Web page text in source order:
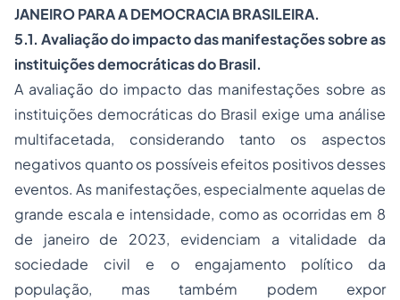
JANEIRO PARA A DEMOCRACIA BRASILEIRA.
5.1. Avaliação do impacto das manifestações sobre as
instituições democráticas do Brasil.
A avaliação do impacto das manifestações sobre as
instituições democráticas do Brasil exige uma análise
multifacetada, considerando tanto os aspectos
negativos quanto os possíveis efeitos positivos desses
eventos. As manifestações, especialmente aquelas de
grande escala e intensidade, como as ocorridas em 8
de janeiro de 2023, evidenciam a vitalidade da
sociedade civil e o engajamento político da
população, mas também podem expor